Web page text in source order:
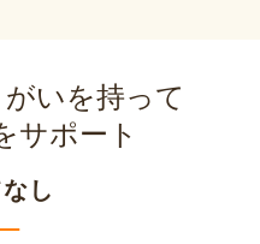
いを持って
サポート
し